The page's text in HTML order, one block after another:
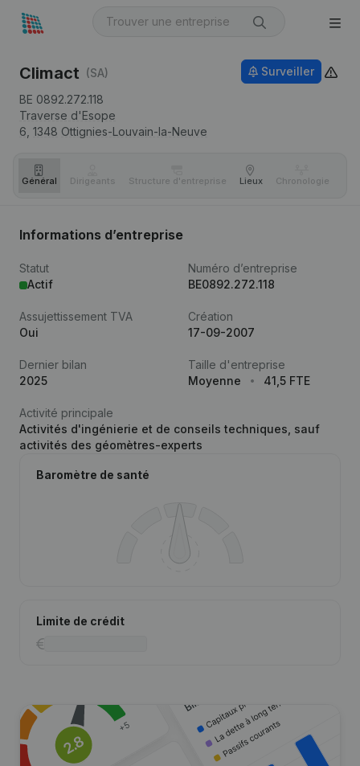
Climact (SA)
BE 0892.272.118
Traverse d'Esope
6, 1348 Ottignies-Louvain-la-Neuve
Surveiller
Général Dirigeants Structure d'entreprise Lieux Chronologie
Informations d’entreprise
Statut
Actif
Numéro d’entreprise
BE0892.272.118
Assujettissement TVA
Oui
Création
17-09-2007
Dernier bilan
2025
Taille d'entreprise
Moyenne
41,5 FTE
Activité principale
Activités d'ingénierie et de conseils techniques, sauf
activités des géomètres-experts
Baromètre de santé
Limite de crédit